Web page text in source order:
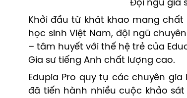
Khởi đầu từ khát khao mang
học sinh Việt Nam, đội ngũ
– tâm huyết với thế hệ trẻ của
Gia sư tiếng Anh chất lượng cao.
Edupia Pro quy tụ các chuyên
đã tiến hành nhiều cuộc khảo